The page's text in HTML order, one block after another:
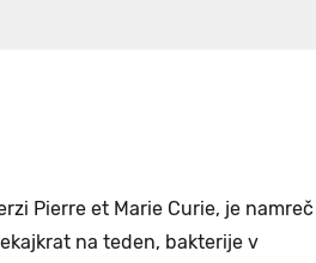
Pierre et Marie Curie, je namreč
na teden, bakterije v